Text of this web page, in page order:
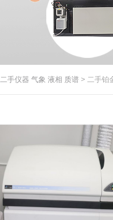
二手仪器 气象 液相 质谱 > 二手铂